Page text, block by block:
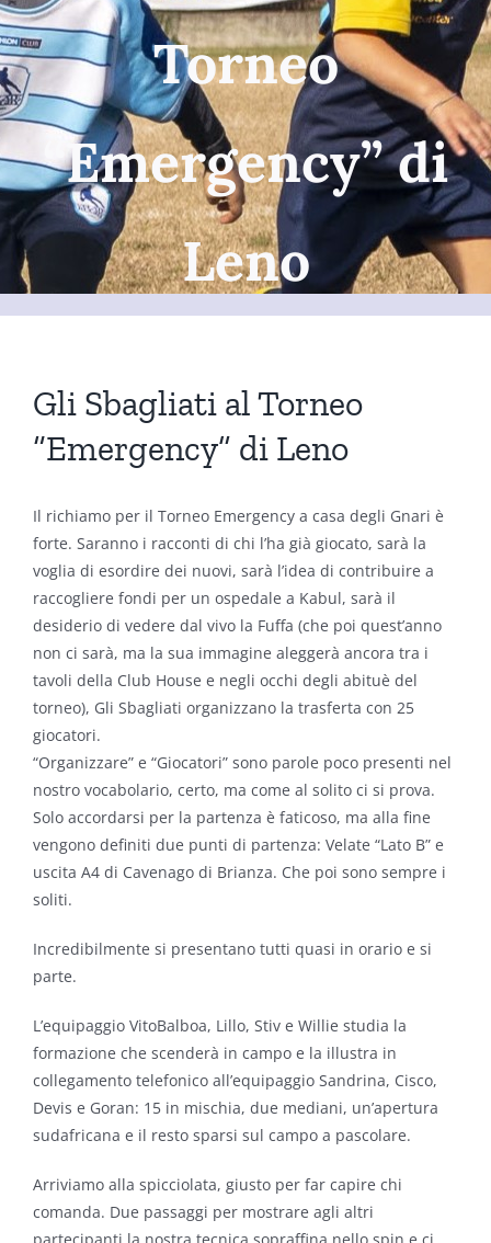
Torneo
“Emergency” di
Leno
Gli Sbagliati al Torneo
“Emergency” di Leno
Il richiamo per il Torneo Emergency a casa degli Gnari è
forte. Saranno i racconti di chi l’ha già giocato, sarà la
voglia di esordire dei nuovi, sarà l’idea di contribuire a
raccogliere fondi per un ospedale a Kabul, sarà il
desiderio di vedere dal vivo la Fuffa (che poi quest’anno
non ci sarà, ma la sua immagine aleggerà ancora tra i
tavoli della Club House e negli occhi degli abituè del
torneo), Gli Sbagliati organizzano la trasferta con 25
giocatori.
“Organizzare” e “Giocatori” sono parole poco presenti nel
nostro vocabolario, certo, ma come al solito ci si prova.
Solo accordarsi per la partenza è faticoso, ma alla fine
vengono definiti due punti di partenza: Velate “Lato B” e
uscita A4 di Cavenago di Brianza. Che poi sono sempre i
soliti.
Incredibilmente si presentano tutti quasi in orario e si
parte.
L’equipaggio VitoBalboa, Lillo, Stiv e Willie studia la
formazione che scenderà in campo e la illustra in
collegamento telefonico all’equipaggio Sandrina, Cisco,
Devis e Goran: 15 in mischia, due mediani, un’apertura
sudafricana e il resto sparsi sul campo a pascolare.
Arriviamo alla spicciolata, giusto per far capire chi
comanda. Due passaggi per mostrare agli altri